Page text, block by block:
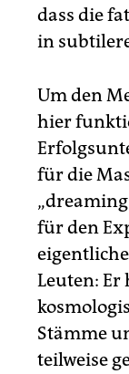
dass die
in
Um den
hier
für die
für den
Leuten:
Stämme
teilweise